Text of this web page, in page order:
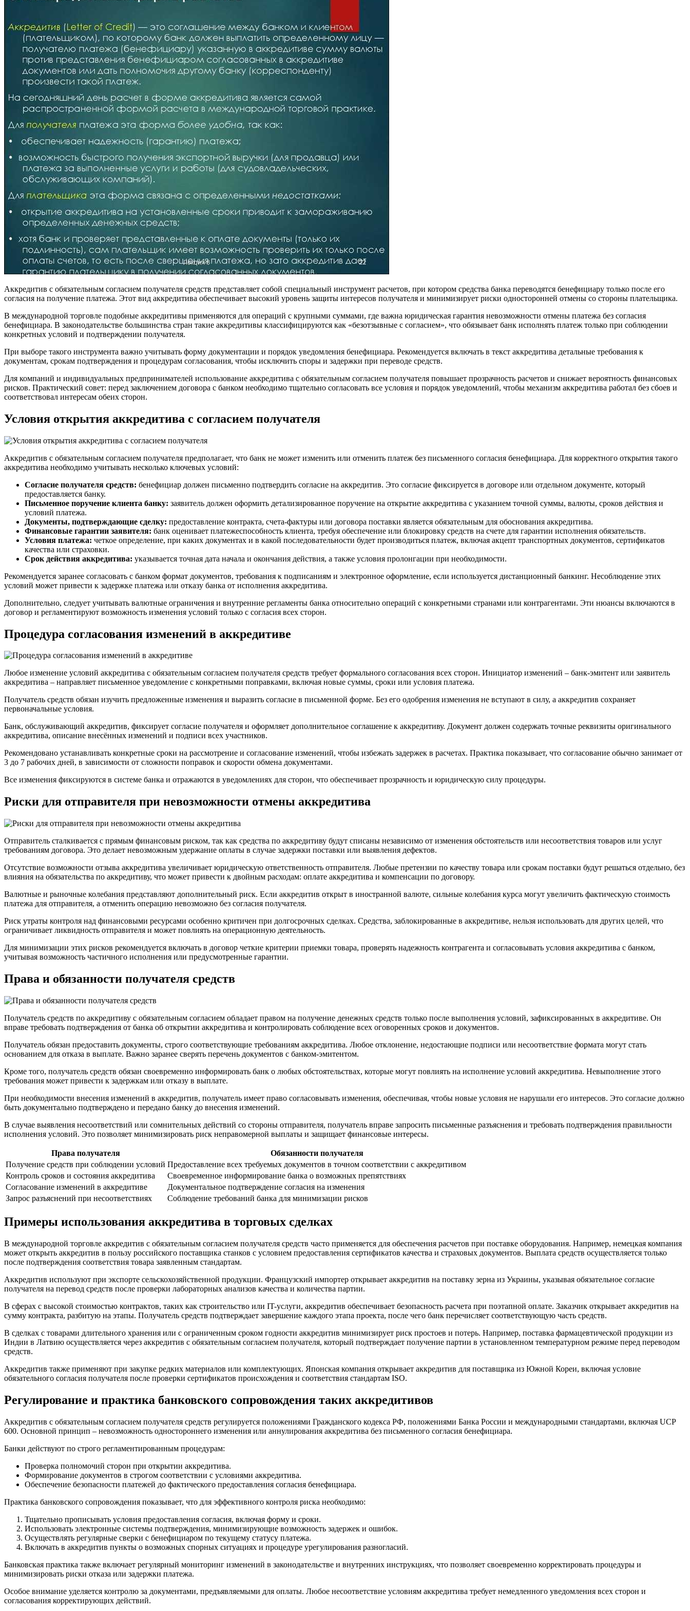
Аккредитив с обязательным согласием получателя средств представляет собой специальный инструмент расчетов, при котором средства банка переводятся бенефициару только после его
согласия на получение платежа. Этот вид аккредитива обеспечивает высокий уровень защиты интересов получателя и минимизирует риски односторонней отмены со стороны плательщика.
В международной торговле подобные аккредитивы применяются для операций с крупными суммами, где важна юридическая гарантия невозможности отмены платежа без согласия
бенефициара. В законодательстве большинства стран такие аккредитивы классифицируются как «безотзывные с согласием», что обязывает банк исполнять платеж только при соблюдении
конкретных условий и подтверждении получателя.
При выборе такого инструмента важно учитывать форму документации и порядок уведомления бенефициара. Рекомендуется включать в текст аккредитива детальные требования к
документам, срокам подтверждения и процедурам согласования, чтобы исключить споры и задержки при переводе средств.
Для компаний и индивидуальных предпринимателей использование аккредитива с обязательным согласием получателя повышает прозрачность расчетов и снижает вероятность финансовых
рисков. Практический совет: перед заключением договора с банком необходимо тщательно согласовать все условия и порядок уведомлений, чтобы механизм аккредитива работал без сбоев и
соответствовал интересам обеих сторон.
Условия открытия аккредитива с согласием получателя
Аккредитив с обязательным согласием получателя предполагает, что банк не может изменить или отменить платеж без письменного согласия бенефициара. Для корректного открытия такого
аккредитива необходимо учитывать несколько ключевых условий:
Согласие получателя средств: бенефициар должен письменно подтвердить согласие на аккредитив. Это согласие фиксируется в договоре или отдельном документе, который
предоставляется банку.
Письменное поручение клиента банку: заявитель должен оформить детализированное поручение на открытие аккредитива с указанием точной суммы, валюты, сроков действия и
условий платежа.
Документы, подтверждающие сделку: предоставление контракта, счета-фактуры или договора поставки является обязательным для обоснования аккредитива.
Финансовые гарантии заявителя: банк оценивает платежеспособность клиента, требуя обеспечение или блокировку средств на счете для гарантии исполнения обязательств.
Условия платежа: четкое определение, при каких документах и в какой последовательности будет производиться платеж, включая акцепт транспортных документов, сертификатов
качества или страховки.
Срок действия аккредитива: указывается точная дата начала и окончания действия, а также условия пролонгации при необходимости.
Рекомендуется заранее согласовать с банком формат документов, требования к подписаниям и электронное оформление, если используется дистанционный банкинг. Несоблюдение этих
условий может привести к задержке платежа или отказу банка от исполнения аккредитива.
Дополнительно, следует учитывать валютные ограничения и внутренние регламенты банка относительно операций с конкретными странами или контрагентами. Эти нюансы включаются в
договор и регламентируют возможность изменения условий только с согласия всех сторон.
Процедура согласования изменений в аккредитиве
Любое изменение условий аккредитива с обязательным согласием получателя средств требует формального согласования всех сторон. Инициатор изменений – банк-эмитент или заявитель
аккредитива – направляет письменное уведомление с конкретными поправками, включая новые суммы, сроки или условия платежа.
Получатель средств обязан изучить предложенные изменения и выразить согласие в письменной форме. Без его одобрения изменения не вступают в силу, а аккредитив сохраняет
первоначальные условия.
Банк, обслуживающий аккредитив, фиксирует согласие получателя и оформляет дополнительное соглашение к аккредитиву. Документ должен содержать точные реквизиты оригинального
аккредитива, описание внесённых изменений и подписи всех участников.
Рекомендовано устанавливать конкретные сроки на рассмотрение и согласование изменений, чтобы избежать задержек в расчетах. Практика показывает, что согласование обычно занимает от
3 до 7 рабочих дней, в зависимости от сложности поправок и скорости обмена документами.
Все изменения фиксируются в системе банка и отражаются в уведомлениях для сторон, что обеспечивает прозрачность и юридическую силу процедуры.
Риски для отправителя при невозможности отмены аккредитива
Отправитель сталкивается с прямым финансовым риском, так как средства по аккредитиву будут списаны независимо от изменения обстоятельств или несоответствия товаров или услуг
требованиям договора. Это делает невозможным удержание оплаты в случае задержки поставки или выявления дефектов.
Отсутствие возможности отзыва аккредитива увеличивает юридическую ответственность отправителя. Любые претензии по качеству товара или срокам поставки будут решаться отдельно, без
влияния на обязательства по аккредитиву, что может привести к двойным расходам: оплате аккредитива и компенсации по договору.
Валютные и рыночные колебания представляют дополнительный риск. Если аккредитив открыт в иностранной валюте, сильные колебания курса могут увеличить фактическую стоимость
платежа для отправителя, а отменить операцию невозможно без согласия получателя.
Риск утраты контроля над финансовыми ресурсами особенно критичен при долгосрочных сделках. Средства, заблокированные в аккредитиве, нельзя использовать для других целей, что
ограничивает ликвидность отправителя и может повлиять на операционную деятельность.
Для минимизации этих рисков рекомендуется включать в договор четкие критерии приемки товара, проверять надежность контрагента и согласовывать условия аккредитива с банком,
учитывая возможность частичного исполнения или предусмотренные гарантии.
Права и обязанности получателя средств
Получатель средств по аккредитиву с обязательным согласием обладает правом на получение денежных средств только после выполнения условий, зафиксированных в аккредитиве. Он
вправе требовать подтверждения от банка об открытии аккредитива и контролировать соблюдение всех оговоренных сроков и документов.
Получатель обязан предоставить документы, строго соответствующие требованиям аккредитива. Любое отклонение, недостающие подписи или несоответствие формата могут стать
основанием для отказа в выплате. Важно заранее сверять перечень документов с банком-эмитентом.
Кроме того, получатель средств обязан своевременно информировать банк о любых обстоятельствах, которые могут повлиять на исполнение условий аккредитива. Невыполнение этого
требования может привести к задержкам или отказу в выплате.
При необходимости внесения изменений в аккредитив, получатель имеет право согласовывать изменения, обеспечивая, чтобы новые условия не нарушали его интересов. Это согласие должно
быть документально подтверждено и передано банку до внесения изменений.
В случае выявления несоответствий или сомнительных действий со стороны отправителя, получатель вправе запросить письменные разъяснения и требовать подтверждения правильности
исполнения условий. Это позволяет минимизировать риск неправомерной выплаты и защищает финансовые интересы.
Права получателя
Обязанности получателя
Получение средств при соблюдении условий Предоставление всех требуемых документов в точном соответствии с аккредитивом
Контроль сроков и состояния аккредитива
Своевременное информирование банка о возможных препятствиях
Согласование изменений в аккредитиве
Документальное подтверждение согласия на изменения
Запрос разъяснений при несоответствиях
Соблюдение требований банка для минимизации рисков
Примеры использования аккредитива в торговых сделках
В международной торговле аккредитив с обязательным согласием получателя средств часто применяется для обеспечения расчетов при поставке оборудования. Например, немецкая компания
может открыть аккредитив в пользу российского поставщика станков с условием предоставления сертификатов качества и страховых документов. Выплата средств осуществляется только
после подтверждения соответствия товара заявленным стандартам.
Аккредитив используют при экспорте сельскохозяйственной продукции. Французский импортер открывает аккредитив на поставку зерна из Украины, указывая обязательное согласие
получателя на перевод средств после проверки лабораторных анализов качества и количества партии.
В сферах с высокой стоимостью контрактов, таких как строительство или IT-услуги, аккредитив обеспечивает безопасность расчета при поэтапной оплате. Заказчик открывает аккредитив на
сумму контракта, разбитую на этапы. Получатель средств подтверждает завершение каждого этапа проекта, после чего банк перечисляет соответствующую часть средств.
В сделках с товарами длительного хранения или с ограниченным сроком годности аккредитив минимизирует риск простоев и потерь. Например, поставка фармацевтической продукции из
Индии в Латвию осуществляется через аккредитив с обязательным согласием получателя, который подтверждает получение партии в установленном температурном режиме перед переводом
средств.
Аккредитив также применяют при закупке редких материалов или комплектующих. Японская компания открывает аккредитив для поставщика из Южной Кореи, включая условие
обязательного согласия получателя после проверки сертификатов происхождения и соответствия стандартам ISO.
Регулирование и практика банковского сопровождения таких аккредитивов
Аккредитив с обязательным согласием получателя средств регулируется положениями Гражданского кодекса РФ, положениями Банка России и международными стандартами, включая UCP
600. Основной принцип – невозможность одностороннего изменения или аннулирования аккредитива без письменного согласия бенефициара.
Банки действуют по строго регламентированным процедурам:
Проверка полномочий сторон при открытии аккредитива.
Формирование документов в строгом соответствии с условиями аккредитива.
Обеспечение безопасности платежей до фактического предоставления согласия бенефициара.
Практика банковского сопровождения показывает, что для эффективного контроля риска необходимо:
Тщательно прописывать условия предоставления согласия, включая форму и сроки.
Использовать электронные системы подтверждения, минимизирующие возможность задержек и ошибок.
Осуществлять регулярные сверки с бенефициаром по текущему статусу платежа.
Включать в аккредитив пункты о возможных спорных ситуациях и процедуре урегулирования разногласий.
Банковская практика также включает регулярный мониторинг изменений в законодательстве и внутренних инструкциях, что позволяет своевременно корректировать процедуры и
минимизировать риски отказа или задержки платежа.
Особое внимание уделяется контролю за документами, предъявляемыми для оплаты. Любое несоответствие условиям аккредитива требует немедленного уведомления всех сторон и
согласования корректирующих действий.